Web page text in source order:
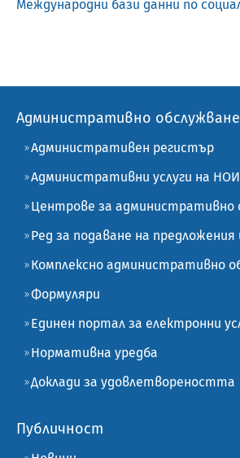
Международни бази данни по
Административно обслужване
Административен регистър
Административни услуги на НОИ
Центрове за административно
Ред за подаване на предложения
Комплексно административно
Формуляри
Единен портал за електронни
Нормативна уредба
Доклади за удовлетвореността
Публичност